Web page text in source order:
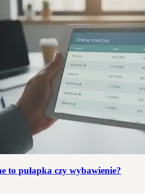
to pułapka czy wybawienie?